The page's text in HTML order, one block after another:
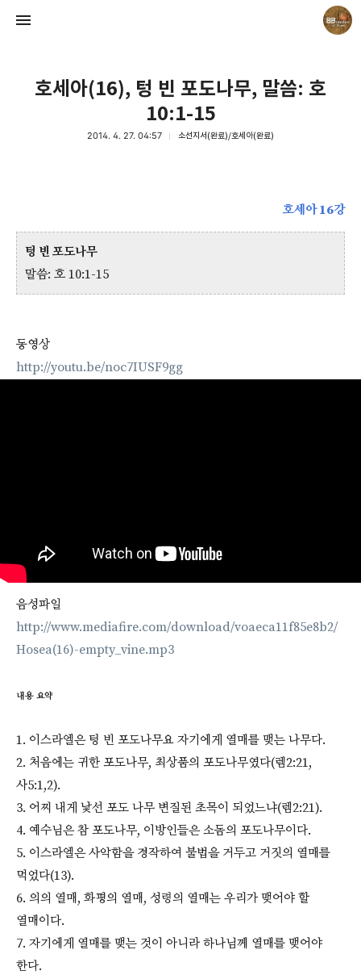
호세아(16), 텅 빈 포도나무, 말씀: 호
10:1-15
2014. 4. 27. 04:57 소선지서(완료)/호세아(완료)
호세아 16강
텅 빈 포도나무
말씀: 호 10:1-15
동영상
http://youtu.be/noc7IUSF9gg
음성파일
http://www.mediafire.com/download/voaeca11f85e8b2/
Hosea(16)-empty_vine.mp3
내용 요약
1. 이스라엘은 텅 빈 포도나무요 자기에게 열매를 맺는 나무다.
2. 처음에는 귀한 포도나무, 최상품의 포도나무였다(렘2:21,
사5:1,2).
3. 어찌 내게 낯선 포도 나무 변질된 초목이 되었느냐(렘2:21).
4. 예수님은 참 포도나무, 이방인들은 소돔의 포도나무이다.
5. 이스라엘은 사악함을 경작하여 불법을 거두고 거짓의 열매를
먹었다(13).
6. 의의 열매, 화평의 열매, 성령의 열매는 우리가 맺어야 할
열매이다.
7. 자기에게 열매를 맺는 것이 아니라 하나님께 열매를 맺어야
한다.